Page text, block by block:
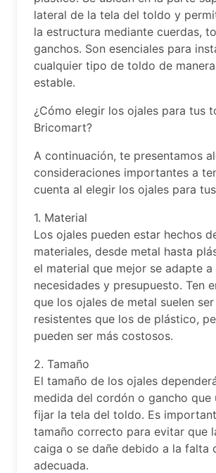
lateral de la tela del toldo y
la estructura mediante cuerdas,
ganchos. Son esenciales para
cualquier tipo de toldo de
estable.
¿Cómo elegir los ojales para tus
Bricomart?
A continuación, te presentamos
consideraciones importantes a
cuenta al elegir los ojales para
1. Material
Los ojales pueden estar hechos
materiales, desde metal hasta
el material que mejor se adapte a
necesidades y presupuesto. Ten
que los ojales de metal suelen
resistentes que los de plástico,
pueden ser más costosos.
2. Tamaño
El tamaño de los ojales
medida del cordón o gancho que
fijar la tela del toldo. Es
tamaño correcto para evitar que
caiga o se dañe debido a la falta
adecuada.